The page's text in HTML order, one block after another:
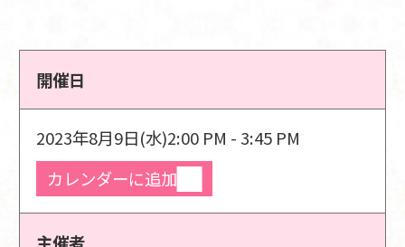
開催日
2023年8月9日(水)2:00 PM - 3:45 PM
カレンダーに追加
主催者